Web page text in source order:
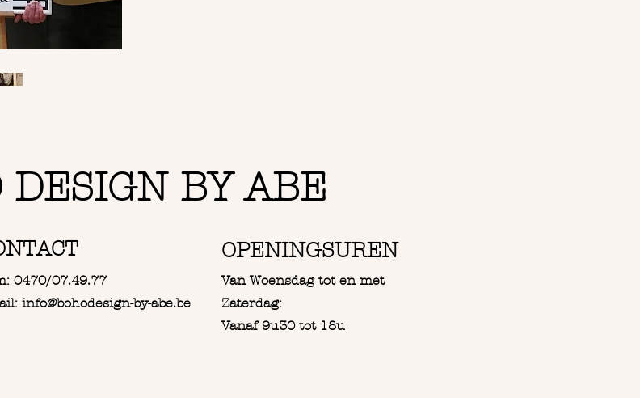
DESIGN BY ABE
0470/07.49.77
info@bohodesign-by-abe.be
OPENINGSUREN
Van Woensdag tot en met
Zaterdag:
Vanaf 9u30 tot 18u